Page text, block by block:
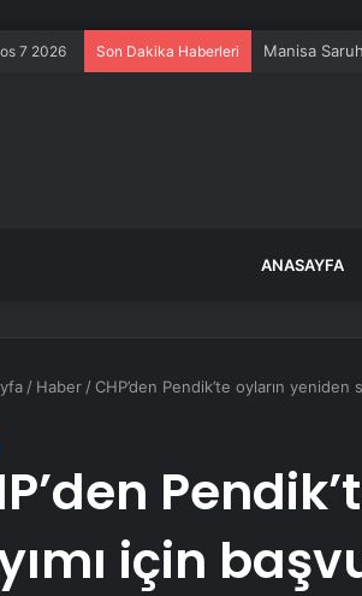
7 2026 Son Dakika Haberleri Manisa
ANASAYFA
/ Haber / CHP’den Pendik’te oyların yeniden
için